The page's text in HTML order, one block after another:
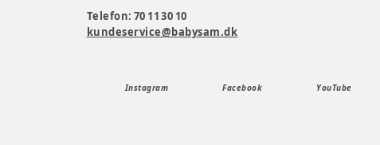
Telefon: 70 11 30 10
kundeservice@babysam.dk
Instagram Facebook YouTube